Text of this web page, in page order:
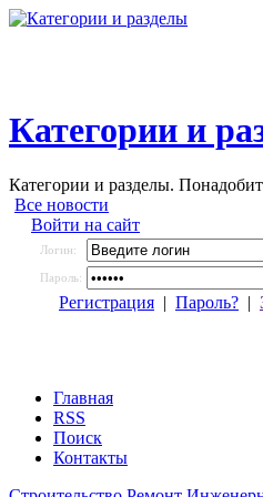
Категории и
Категории и разделы.
Все новости
Войти на сайт
Логин:
Пароль:
Регистрация | Пароль? |
Главная
RSS
Поиск
Контакты